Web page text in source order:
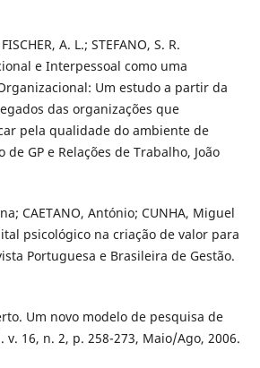
A. L.; STEFANO, S. R.
e Interpessoal como uma
Um estudo a partir da
das organizações que
pela qualidade do ambiente de
GP e Relações de Trabalho, João
CAETANO, António; CUNHA, Miguel
psicológico na criação de valor para
Portuguesa e Brasileira de Gestão.
Um novo modelo de pesquisa de
16, n. 2, p. 258-273, Maio/Ago, 2006.